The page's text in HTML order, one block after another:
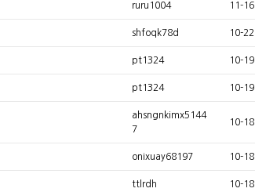
ruru1004 11-16
shfoqk78d 10-22
pt1324 10-19
pt1324 10-19
ahsngnkimx5144
7
10-18
onixuay68197 10-18
ttlrdh 10-18